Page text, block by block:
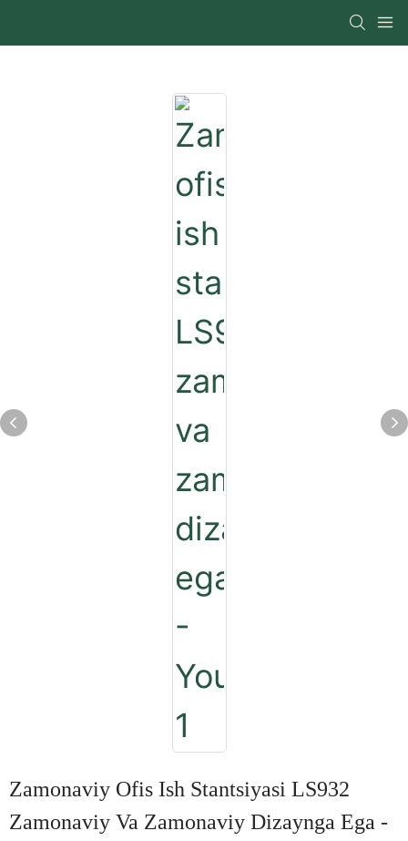
Zamonaviy Ofis Ish Stantsiyasi LS932
Zamonaviy Va Zamonaviy Dizaynga Ega -